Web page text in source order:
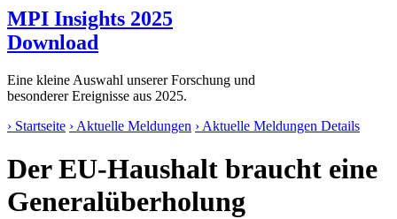
MPI Insights 2025
Download
Eine kleine Auswahl unserer Forschung und
besonderer Ereignisse aus 2025.
› Startseite › Aktuelle Meldungen › Aktuelle Meldungen Details
Der EU-Haushalt braucht eine
Generalüberholung